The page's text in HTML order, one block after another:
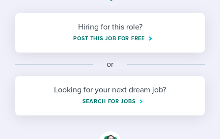
Developing & retaining people
Ensuring compliance
Finding and attracting people
Establishing an employer brand
Step-by-step tutorials
Free ebooks & reports
HR terms
Career development
Modern working life
Request a demo
Start a free trial
Hiring for this role?
POST THIS JOB FOR FREE
or
Looking for your next dream job?
SEARCH FOR JOBS